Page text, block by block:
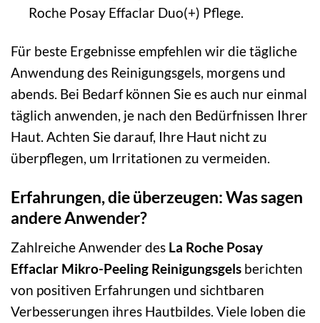
Roche Posay Effaclar Duo(+) Pflege.
Für beste Ergebnisse empfehlen wir die tägliche
Anwendung des Reinigungsgels, morgens und
abends. Bei Bedarf können Sie es auch nur einmal
täglich anwenden, je nach den Bedürfnissen Ihrer
Haut. Achten Sie darauf, Ihre Haut nicht zu
überpflegen, um Irritationen zu vermeiden.
Erfahrungen, die überzeugen: Was sagen
andere Anwender?
Zahlreiche Anwender des La Roche Posay
Effaclar Mikro-Peeling Reinigungsgels berichten
von positiven Erfahrungen und sichtbaren
Verbesserungen ihres Hautbildes. Viele loben die